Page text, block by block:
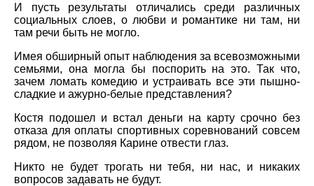
И пусть результаты отличались среди различных
социальных слоев, о любви и романтике ни там, ни
там речи быть не могло.
Имея обширный опыт наблюдения за всевозможными
семьями, она могла бы поспорить на это. Так что,
зачем ломать комедию и устраивать все эти пышно-
сладкие и ажурно-белые представления?
Костя подошел и встал деньги на карту срочно без
отказа для оплаты спортивных соревнований совсем
рядом, не позволяя Карине отвести глаз.
Никто не будет трогать ни тебя, ни нас, и никаких
вопросов задавать не будут.